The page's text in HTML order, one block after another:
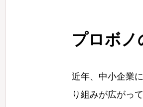
プロボノ
近年、中小企業
り組みが広がっ